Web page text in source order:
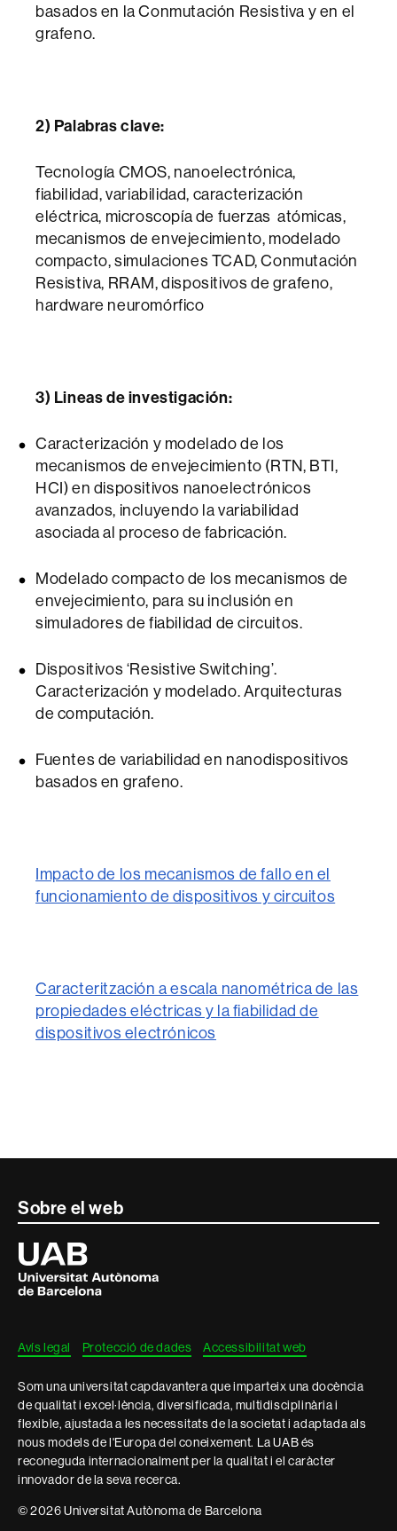
basados en la Conmutación Resistiva y en el
grafeno.
2) Palabras clave:
Tecnología CMOS, nanoelectrónica,
fiabilidad, variabilidad, caracterización
eléctrica, microscopía de fuerzas atómicas,
mecanismos de envejecimiento, modelado
compacto, simulaciones TCAD, Conmutación
Resistiva, RRAM, dispositivos de grafeno,
hardware neuromórfico
3) Lineas de investigación:
Caracterización y modelado de los
mecanismos de envejecimiento (RTN, BTI,
HCI) en dispositivos nanoelectrónicos
avanzados, incluyendo la variabilidad
asociada al proceso de fabricación.
Modelado compacto de los mecanismos de
envejecimiento, para su inclusión en
simuladores de fiabilidad de circuitos.
Dispositivos ‘Resistive Switching’.
Caracterización y modelado. Arquitecturas
de computación.
Fuentes de variabilidad en nanodispositivos
basados en grafeno.
Impacto de los mecanismos de fallo en el
funcionamiento de dispositivos y circuitos
Caracteritzación a escala nanométrica de las
propiedades eléctricas y la fiabilidad de
dispositivos electrónicos
Contacte
informació
legal
Sobre el web
Universitat
Autònoma
de
Barcelona
Avís legal Protecció de dades Accessibilitat web
Som una universitat capdavantera que imparteix una docència
de qualitat i excel·lència, diversificada, multidisciplinària i
flexible, ajustada a les necessitats de la societat i adaptada als
nous models de l'Europa del coneixement. La UAB és
reconeguda internacionalment per la qualitat i el caràcter
innovador de la seva recerca.
© 2026 Universitat Autònoma de Barcelona